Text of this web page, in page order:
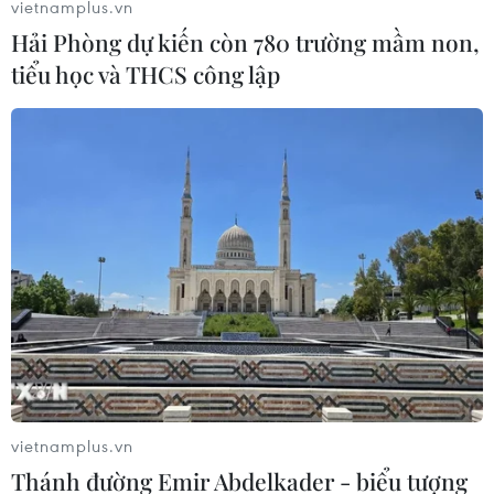
Người phụ nữ gốc Phi đầu tiên trở
thành Tổng giám đốc WTO
Việc bà Ngozi Okonjo-Iweala ứng cử vào vị trí Tổng
giám đốc nhận được sự ủng hộ từ hầu hết các thành
viên WTO ngoại trừ Mỹ, khi đó còn dưới quyền Tổng
thống Donald Trump.
vietnamplus.vn
Hải Phòng dự kiến còn 780 trường mầm non,
tiểu học và THCS công lập
vietnamplus.vn
Thánh đường Emir Abdelkader - biểu tượng